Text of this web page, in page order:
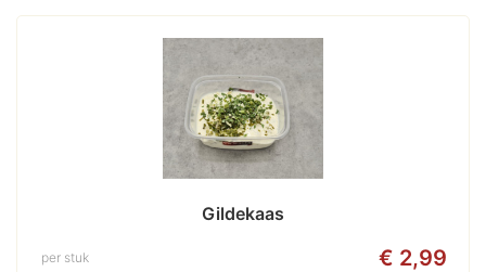
Gildekaas
€ 2,99
per stuk